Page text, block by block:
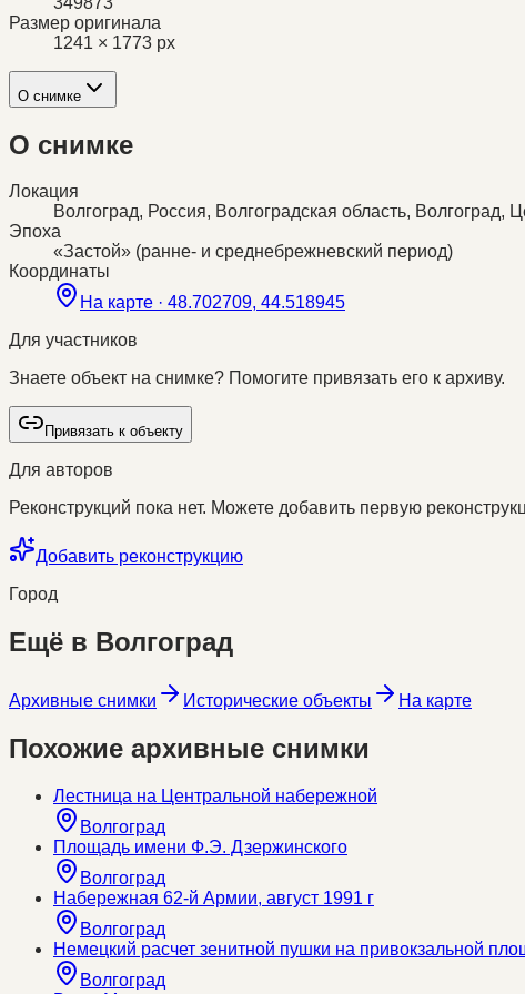
Размер оригинала
1241 × 1773 px
О снимке
О снимке
Локация
Волгоград, Россия, Волгоградская область, Волгоград,
Эпоха
«Застой» (ранне- и среднебрежневский период)
Координаты
На карте · 48.702709, 44.518945
Для участников
Знаете объект на снимке? Помогите привязать его к архиву.
Привязать к объекту
Для авторов
Реконструкций пока нет. Можете добавить первую
Добавить реконструкцию
Город
Ещё в Волгоград
Архивные снимки Исторические объекты На карте
Похожие архивные снимки
Лестница на Центральной набережной
Волгоград
Площадь имени Ф.Э. Дзержинского
Волгоград
Набережная 62-й Армии, август 1991 г
Волгоград
Немецкий расчет зенитной пушки на привокзальной
Волгоград